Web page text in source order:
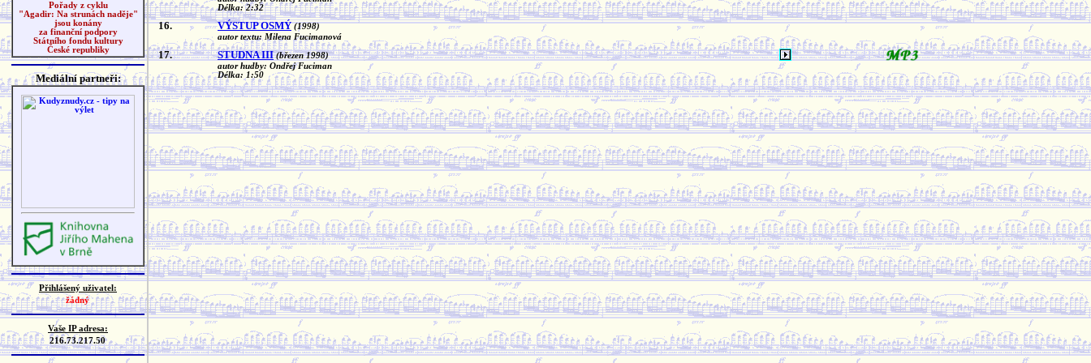
Pořady z cyklu
"Agadir: Na strunách naděje"
jsou konány
za finanční podpory
Státního fondu kultury
České republiky
Mediální partneři:
Přihlášený uživatel:
žádný
Vaše IP adresa:
216.73.217.50
Délka: 2:32
16. VÝSTUP OSMÝ (1998)
autor textu: Milena Fucimanová
17. STUDNA III (březen 1998)
autor hudby: Ondřej Fuciman
Délka: 1:50